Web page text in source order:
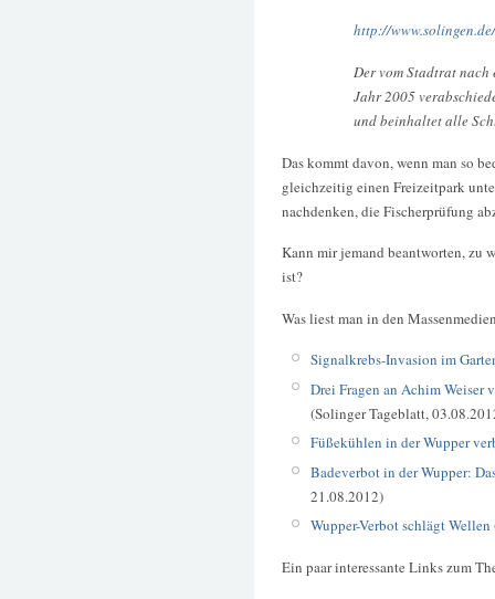
http://
Der vom Stadtrat
Jahr 2005
und beinhaltet alle
Das kommt davon, wenn man so
gleichzeitig einen Freizeitpark
nachdenken, die Fischerprüfung
Kann mir jemand beantworten, zu
ist?
Was liest man in den
Signalkrebs-Invasion im
Drei Fragen an Achim Weiser
(Solinger Tageblatt,
Füßekühlen in der Wupper
Badeverbot in der Wupper:
21.08.2012)
Wupper-Verbot schlägt Wellen
Ein paar interessante Links zum